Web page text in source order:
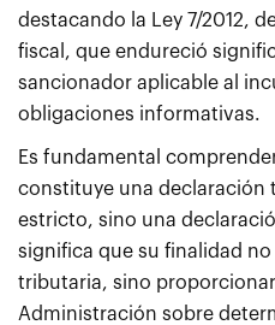
destacando la Ley 7/2012,
fiscal, que endureció
sancionador aplicable al
obligaciones informativas.
Es fundamental
constituye una declaración
estricto, sino una
significa que su finalidad
tributaria, sino
Administración sobre